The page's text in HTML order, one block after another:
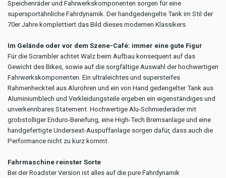
Speichenräder und Fahrwerkskomponenten sorgen für eine
supersportähnliche Fahrdynamik. Der handgedengelte Tank im Stil der
70er Jahre komplettiert das Bild dieses modernen Klassikers.
Im Gelände oder vor dem Szene-Café: immer eine gute Figur
Für die Scrambler achtet Walz beim Aufbau konsequent auf das
Gewicht des Bikes, sowie auf die sorgfältige Auswahl der hochwertigen
Fahrwerkskomponenten. Ein ultraleichtes und supersteifes
Rahmenheckteil aus Alurohren und ein von Hand gedengelter Tank aus
Aluminiumblech und Verkleidungsteile ergeben ein eigenständiges und
unverkennbares Statement. Hochwertige Alu-Schmiederäder mit
grobstolliger Enduro-Bereifung, eine High-Tech Bremsanlage und eine
handgefertigte Underseat-Auspuffanlage sorgen dafür, dass auch die
Performance nicht zu kurz kommt.
Fahrmaschine reinster Sorte
Bei der Roadster Version ist alles auf die pure Fahrdynamik